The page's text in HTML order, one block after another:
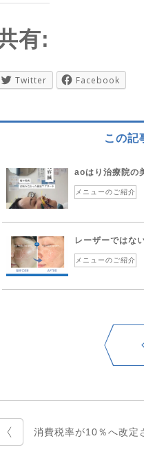
有:
Twitter Facebook
この記
aoはり治療院の
メニューのご紹介
レーザーではな
メニューのご紹介
消費税率が10％へ改定